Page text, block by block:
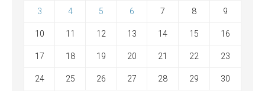
3 4 5 6 7 8 9
10 11 12 13 14 15 16
17 18 19 20 21 22 23
24 25 26 27 28 29 30